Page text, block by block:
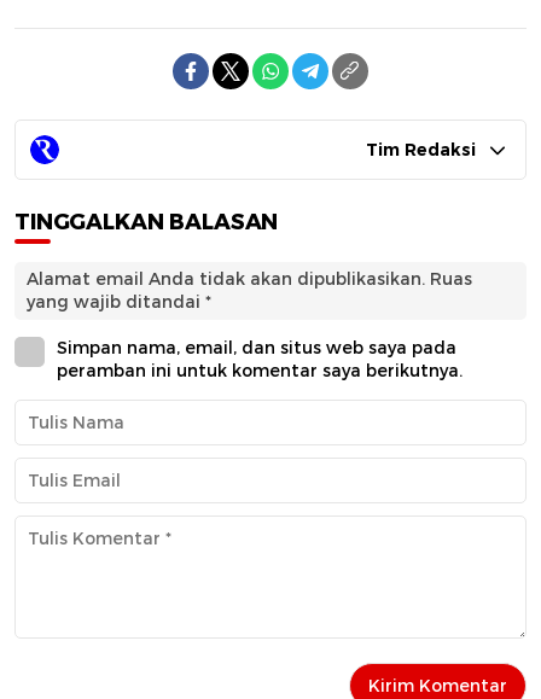
Tim Redaksi
TINGGALKAN BALASAN
Alamat email Anda tidak akan dipublikasikan. Ruas
yang wajib ditandai *
Simpan nama, email, dan situs web saya pada
peramban ini untuk komentar saya berikutnya.